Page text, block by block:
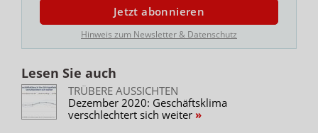
Jetzt abonnieren
Hinweis zum Newsletter & Datenschutz
Lesen Sie auch
TRÜBERE AUSSICHTEN
Dezember 2020: Geschäftsklima
verschlechtert sich weiter